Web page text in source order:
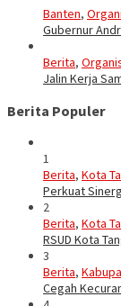
Banten,
Gubernur
Berita,
Jalin Kerja
Berita Populer
1
Berita, Kota
Perkuat
2
Berita, Kota
RSUD Kota
3
Berita,
Cegah